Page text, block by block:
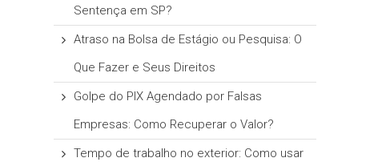
Sentença em SP?
Atraso na Bolsa de Estágio ou Pesquisa: O
Que Fazer e Seus Direitos
Golpe do PIX Agendado por Falsas
Empresas: Como Recuperar o Valor?
Tempo de trabalho no exterior: Como usar